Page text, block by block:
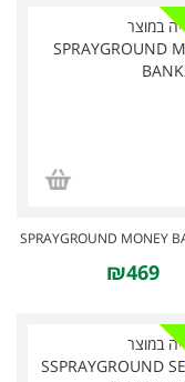
SPRAYGROUND MONEY
₪469